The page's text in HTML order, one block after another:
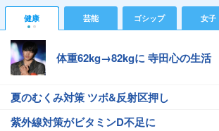
健康 芸能 ゴシップ 女子
体重62kg→82kgに 寺田心の生活
夏のむくみ対策 ツボ&反射区押し
紫外線対策がビタミンD不足に